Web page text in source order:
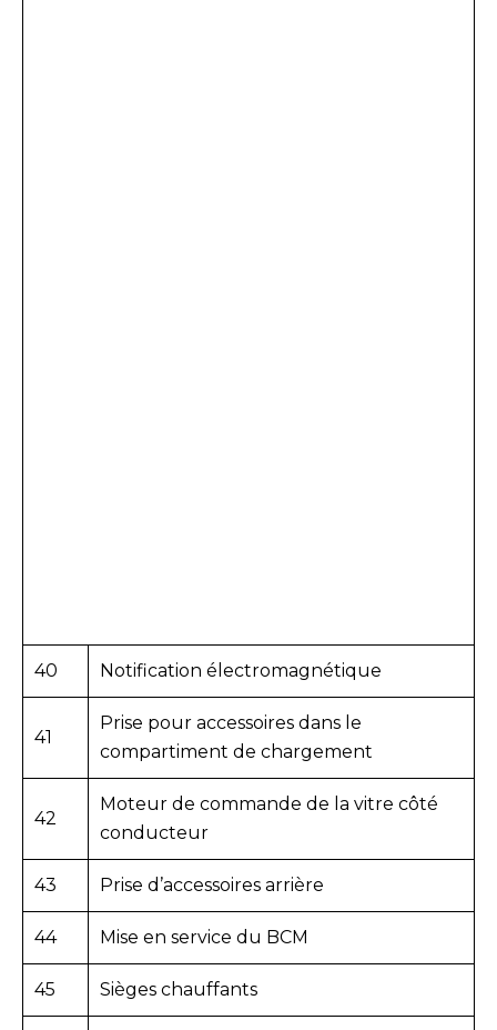
40 Notification électromagnétique
41
Prise pour accessoires dans le
compartiment de chargement
42
Moteur de commande de la vitre côté
conducteur
43 Prise d’accessoires arrière
44 Mise en service du BCM
45 Sièges chauffants